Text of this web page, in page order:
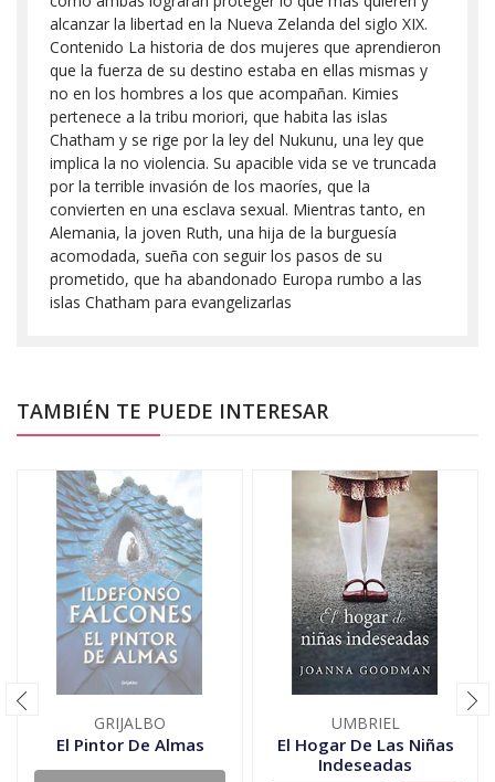
alcanzar la libertad en la Nueva Zelanda del siglo XIX.
Contenido La historia de dos mujeres que aprendieron
que la fuerza de su destino estaba en ellas mismas y
no en los hombres a los que acompañan. Kimies
pertenece a la tribu moriori, que habita las islas
Chatham y se rige por la ley del Nukunu, una ley que
implica la no violencia. Su apacible vida se ve truncada
por la terrible invasión de los maoríes, que la
convierten en una esclava sexual. Mientras tanto, en
Alemania, la joven Ruth, una hija de la burguesía
acomodada, sueña con seguir los pasos de su
prometido, que ha abandonado Europa rumbo a las
islas Chatham para evangelizarlas
TAMBIÉN TE PUEDE INTERESAR
GRIJALBO
El Pintor De Almas
UMBRIEL
El Hogar De Las Niñas
Indeseadas